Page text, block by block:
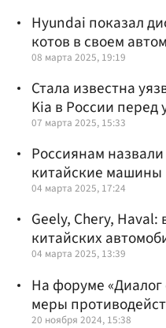
Hyundai показал
котов в своем
08 марта 2025, 19:19
Стала известна
Kia в России
07 марта 2025, 15:33
Россиянам
китайские
04 марта 2025, 17:24
Geely, Chery,
китайских
04 марта 2025, 13:39
На форуме «Диалог
меры
20 ноября 2024, 15:38